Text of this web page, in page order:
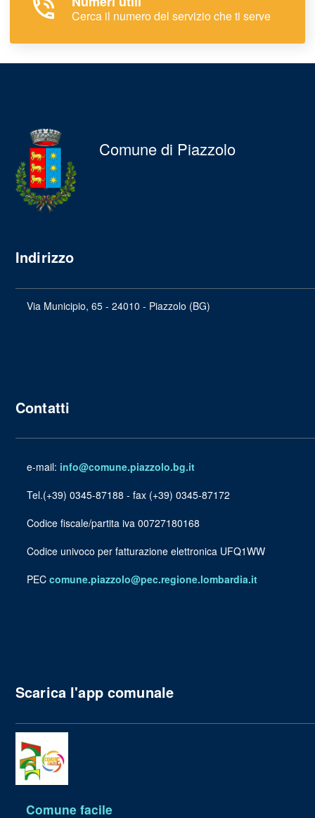
Cerca il numero del servizio che ti serve
Comune di Piazzolo
Indirizzo
Via Municipio, 65 - 24010 - Piazzolo (BG)
Contatti
e-mail: info@comune.piazzolo.bg.it
Tel.(+39) 0345-87188 - fax (+39) 0345-87172
Codice fiscale/partita iva 00727180168
Codice univoco per fatturazione elettronica UFQ1WW
PEC comune.piazzolo@pec.regione.lombardia.it
Scarica l'app comunale
Comune facile